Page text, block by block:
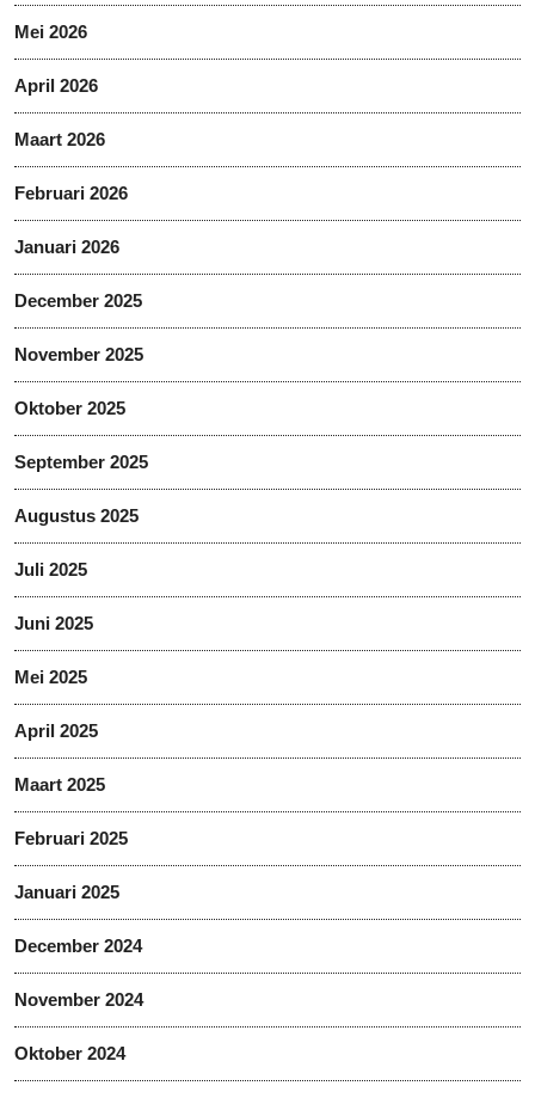
Mei 2026
April 2026
Maart 2026
Februari 2026
Januari 2026
December 2025
November 2025
Oktober 2025
September 2025
Augustus 2025
Juli 2025
Juni 2025
Mei 2025
April 2025
Maart 2025
Februari 2025
Januari 2025
December 2024
November 2024
Oktober 2024